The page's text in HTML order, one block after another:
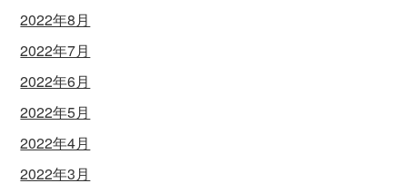
2022年8月
2022年7月
2022年6月
2022年5月
2022年4月
2022年3月